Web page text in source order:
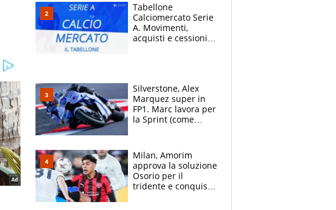
Tabellone
Calciomercato Serie
A. Movimenti,
acquisti e cessioni:
Silverstone, Alex
Marquez super in
FP1. Marc lavora per
la Sprint (come
Milan, Amorim
approva la soluzione
Osorio per il
tridente e conquista